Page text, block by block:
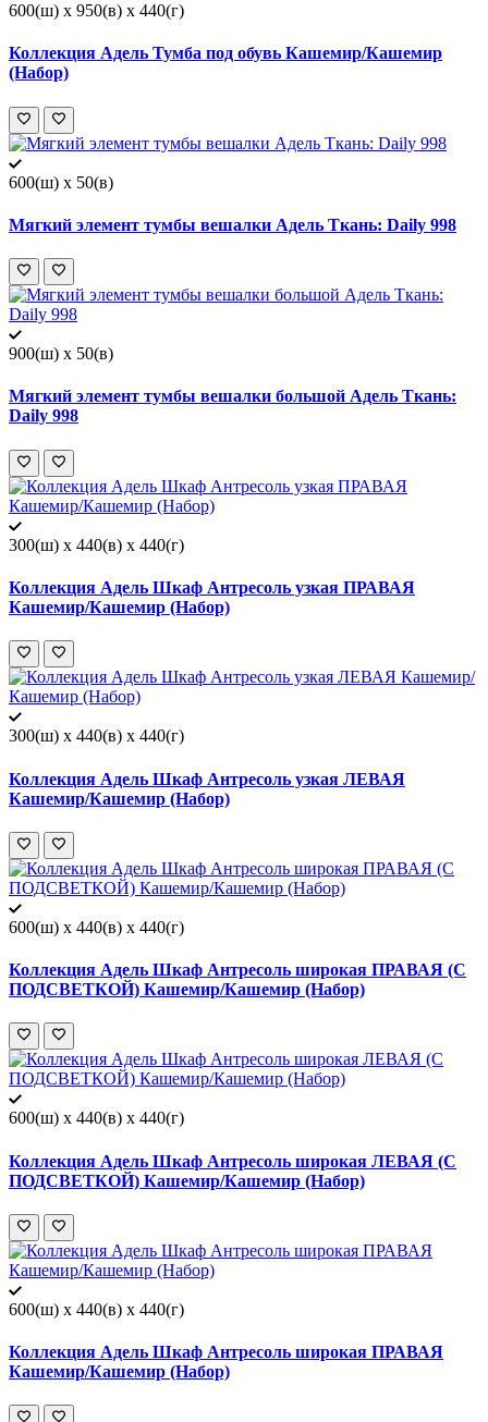
600(ш) x 950(в) x 440(г)
Коллекция Адель Тумба под обувь Кашемир/Кашемир
(Набор)
600(ш) x 50(в)
Мягкий элемент тумбы вешалки Адель Ткань: Daily 998
900(ш) x 50(в)
Мягкий элемент тумбы вешалки большой Адель Ткань:
Daily 998
300(ш) x 440(в) x 440(г)
Коллекция Адель Шкаф Антресоль узкая ПРАВАЯ
Кашемир/Кашемир (Набор)
300(ш) x 440(в) x 440(г)
Коллекция Адель Шкаф Антресоль узкая ЛЕВАЯ
Кашемир/Кашемир (Набор)
600(ш) x 440(в) x 440(г)
Коллекция Адель Шкаф Антресоль широкая ПРАВАЯ (С
ПОДСВЕТКОЙ) Кашемир/Кашемир (Набор)
600(ш) x 440(в) x 440(г)
Коллекция Адель Шкаф Антресоль широкая ЛЕВАЯ (С
ПОДСВЕТКОЙ) Кашемир/Кашемир (Набор)
600(ш) x 440(в) x 440(г)
Коллекция Адель Шкаф Антресоль широкая ПРАВАЯ
Кашемир/Кашемир (Набор)